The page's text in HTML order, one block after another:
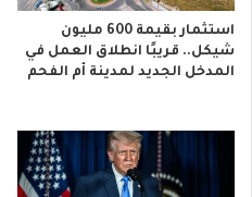
استثمار بقيمة 600 مليون
شيكل.. قريبًا انطلاق العمل في
المدخل الجديد لمدينة أم الفحم